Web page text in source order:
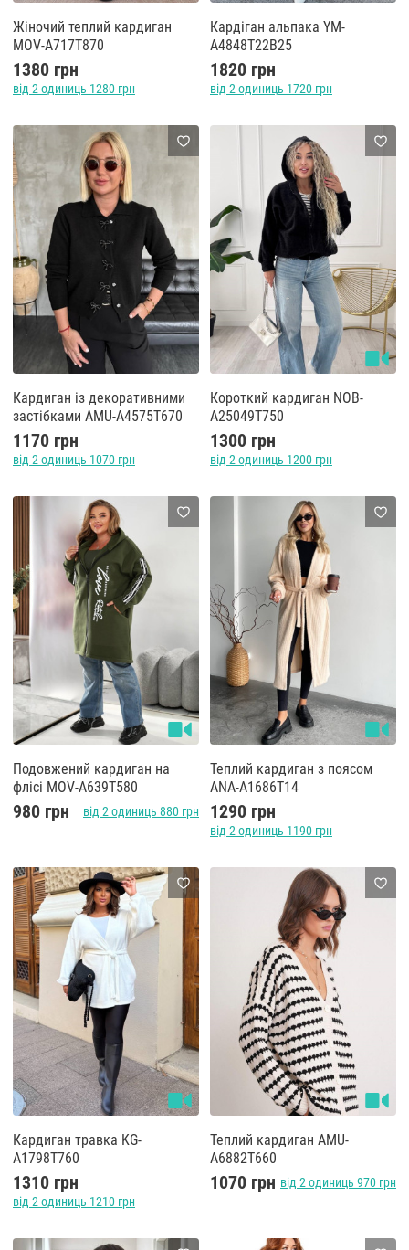
Жіночий теплий кардиган
MOV-A717T870
1380 грн
від 2 одиниць 1280 грн
Кардіган альпака YM-
A4848T22B25
1820 грн
від 2 одиниць 1720 грн
Кардиган із декоративними
застібками AMU-A4575T670
1170 грн
від 2 одиниць 1070 грн
Короткий кардиган NOB-
A25049T750
1300 грн
від 2 одиниць 1200 грн
Подовжений кардиган на
флісі MOV-A639T580
980 грн від 2 одиниць 880 грн
Теплий кардиган з поясом
ANA-A1686T14
1290 грн
від 2 одиниць 1190 грн
Кардиган травка KG-
A1798T760
1310 грн
від 2 одиниць 1210 грн
Теплий кардиган AMU-
А6882Т660
1070 грн від 2 одиниць 970 грн